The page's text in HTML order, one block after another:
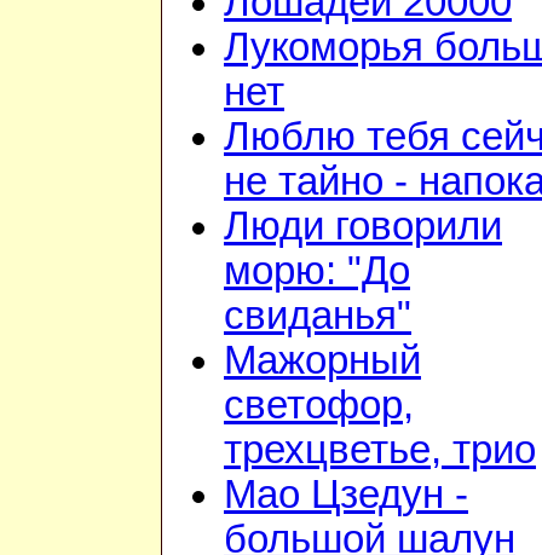
Лукоморья
нет
Люблю тебя
не тайно -
Люди говорили
морю: "До
свиданья"
Мажорный
светофор,
трехцветье, трио
Мао Цзедун -
большой шалун